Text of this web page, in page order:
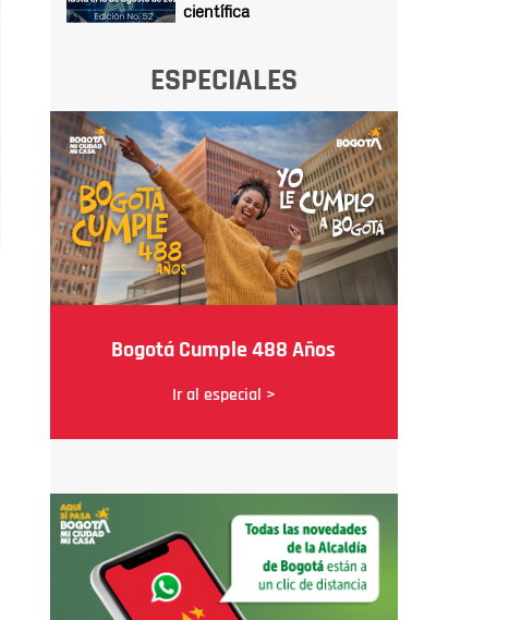
científica
ESPECIALES
Bogotá Cumple 488 Años
Ir al especial >